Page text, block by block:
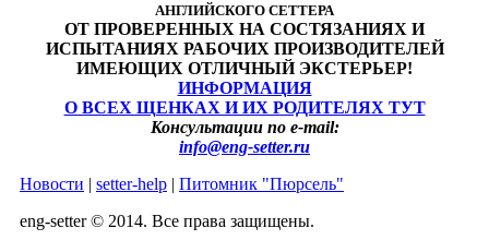
АНГЛИЙСКОГО СЕТТЕРА
ОТ ПРОВЕРЕННЫХ НА СОСТЯЗАНИЯХ И
ИСПЫТАНИЯХ РАБОЧИХ ПРОИЗВОДИТЕЛЕЙ
ИМЕЮЩИХ ОТЛИЧНЫЙ ЭКСТЕРЬЕР!
ИНФОРМАЦИЯ
О ВСЕХ ЩЕНКАХ И ИХ РОДИТЕЛЯХ ТУТ
Консультации по e-mail:
info@eng-setter.ru
Новости | setter-help | Питомник "Пюрсель"
eng-setter © 2014. Все права защищены.